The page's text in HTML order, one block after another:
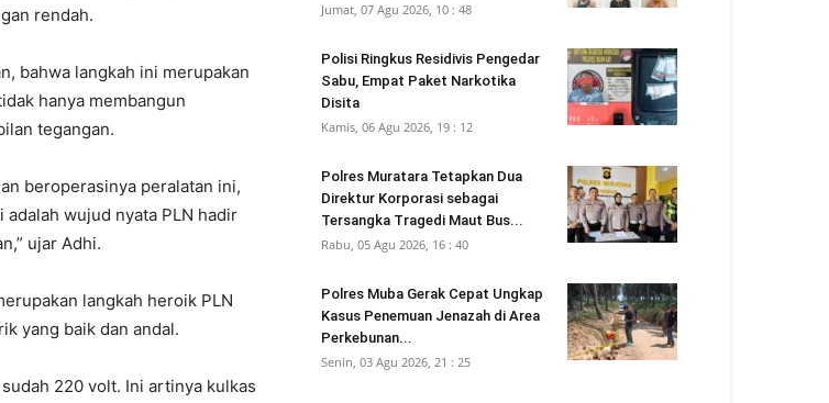
rendah.
bahwa langkah ini merupakan
hanya membangun
tegangan.
beroperasinya peralatan ini,
wujud nyata PLN hadir
ujar Adhi.
langkah heroik PLN
yang baik dan andal.
220 volt. Ini artinya kulkas
Jumat, 07 Agu 2026, 10 : 48
Polisi Ringkus Residivis Pengedar
Sabu, Empat Paket Narkotika
Disita
Kamis, 06 Agu 2026, 19 : 12
Polres Muratara Tetapkan Dua
Direktur Korporasi sebagai
Tersangka Tragedi Maut Bus...
Rabu, 05 Agu 2026, 16 : 40
Polres Muba Gerak Cepat Ungkap
Kasus Penemuan Jenazah di Area
Perkebunan...
Senin, 03 Agu 2026, 21 : 25